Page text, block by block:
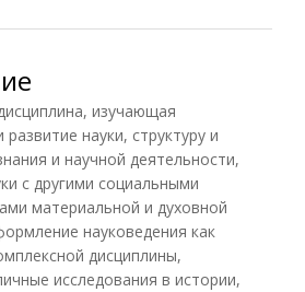
изучающая
науки, структуру и
и научной деятельности,
с другими социальными
материальной и духовной
науковедения как
дисциплины,
исследования в истории,